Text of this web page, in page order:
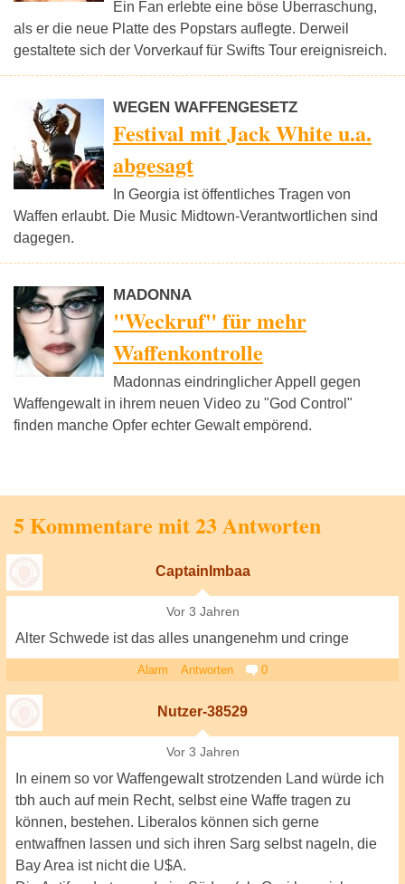
Ein Fan erlebte eine böse Überraschung,
als er die neue Platte des Popstars auflegte. Derweil
gestaltete sich der Vorverkauf für Swifts Tour ereignisreich.
WEGEN WAFFENGESETZ
Festival mit Jack White u.a.
abgesagt
In Georgia ist öffentliches Tragen von
Waffen erlaubt. Die Music Midtown-Verantwortlichen sind
dagegen.
MADONNA
"Weckruf" für mehr
Waffenkontrolle
Madonnas eindringlicher Appell gegen
Waffengewalt in ihrem neuen Video zu "God Control"
finden manche Opfer echter Gewalt empörend.
5 Kommentare mit 23 Antworten
CaptainImbaa
Vor 3 Jahren
Alter Schwede ist das alles unangenehm und cringe
Alarm Antworten 0
Nutzer-38529
Vor 3 Jahren
In einem so vor Waffengewalt strotzenden Land würde ich
tbh auch auf mein Recht, selbst eine Waffe tragen zu
können, bestehen. Liberalos können sich gerne
entwaffnen lassen und sich ihren Sarg selbst nageln, die
Bay Area ist nicht die U$A.